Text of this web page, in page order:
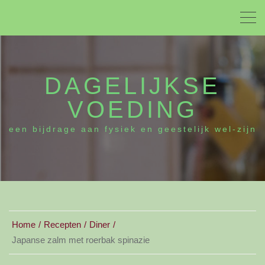
DAGELIJKSE
VOEDING
een bijdrage aan fysiek en geestelijk wel-zijn
Home Recepten
Diner
Japanse zalm met roerbak spinazie